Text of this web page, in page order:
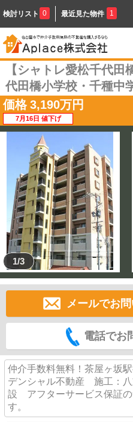
検討リスト 0 最近見た物件 1
【シャトレ愛松千代田
代田橋小学校・千種中
価格 3,190万円
7月16日 値下げ
1/3
メールでお
電話でお
仲介手数料無料！茶屋ヶ坂
デンシャル不動産 施工：
設 アフターサービス保証
す。